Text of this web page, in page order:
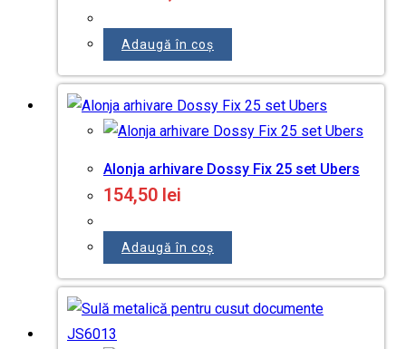
Adaugă în coș
Alonja arhivare Dossy Fix 25 set Ubers
154,50 lei
Adaugă în coș